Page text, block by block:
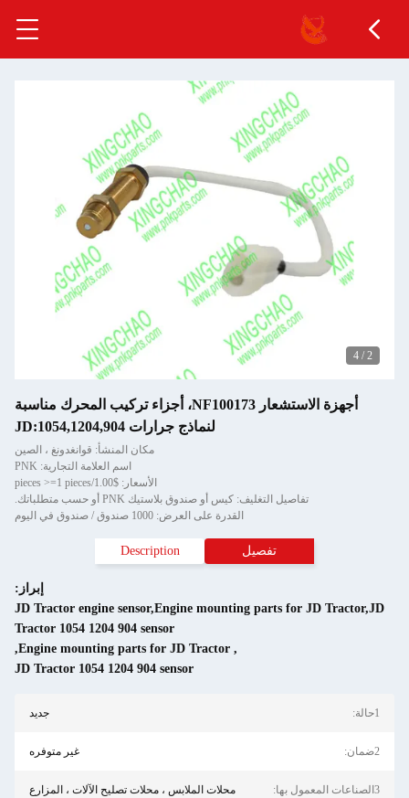
3
/
4
أجهزة الاستشعار NF100173، أجزاء تركيب المحرك مناسبة
لنماذج جرارات JD:1054,1204,904
مكان المنشأ: قوانغدونغ ، الصين
اسم العلامة التجارية: PNK
الأسعار: $1.00/pieces >=1 pieces
تفاصيل التغليف: كيس أو صندوق بلاستيك PNK أو حسب متطلباتك.
القدرة على العرض: 1000 صندوق / صندوق في اليوم
تفصيل Description
إبراز:
JD Tractor engine sensor,Engine mounting parts for JD Tractor,JD
Tractor 1054 1204 904 sensor
,
Engine mounting parts for JD Tractor
,
JD Tractor 1054 1204 904 sensor
1حالة: جديد
2ضمان: غير متوفره
3الصناعات المعمول بها: محلات الملابس ، محلات تصليح الآلات ، المزارع